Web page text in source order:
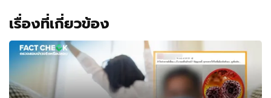
เรื่องที่เกี่ยวข้อง